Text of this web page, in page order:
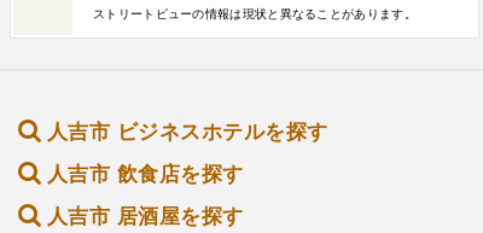
ストリートビューの情報は現状と異なることがあります。
人吉市 ビジネスホテルを探す
人吉市 飲食店を探す
人吉市 居酒屋を探す